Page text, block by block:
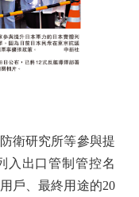
衛研究所等參與提
入出口管制管控名
戶、最終用途的20